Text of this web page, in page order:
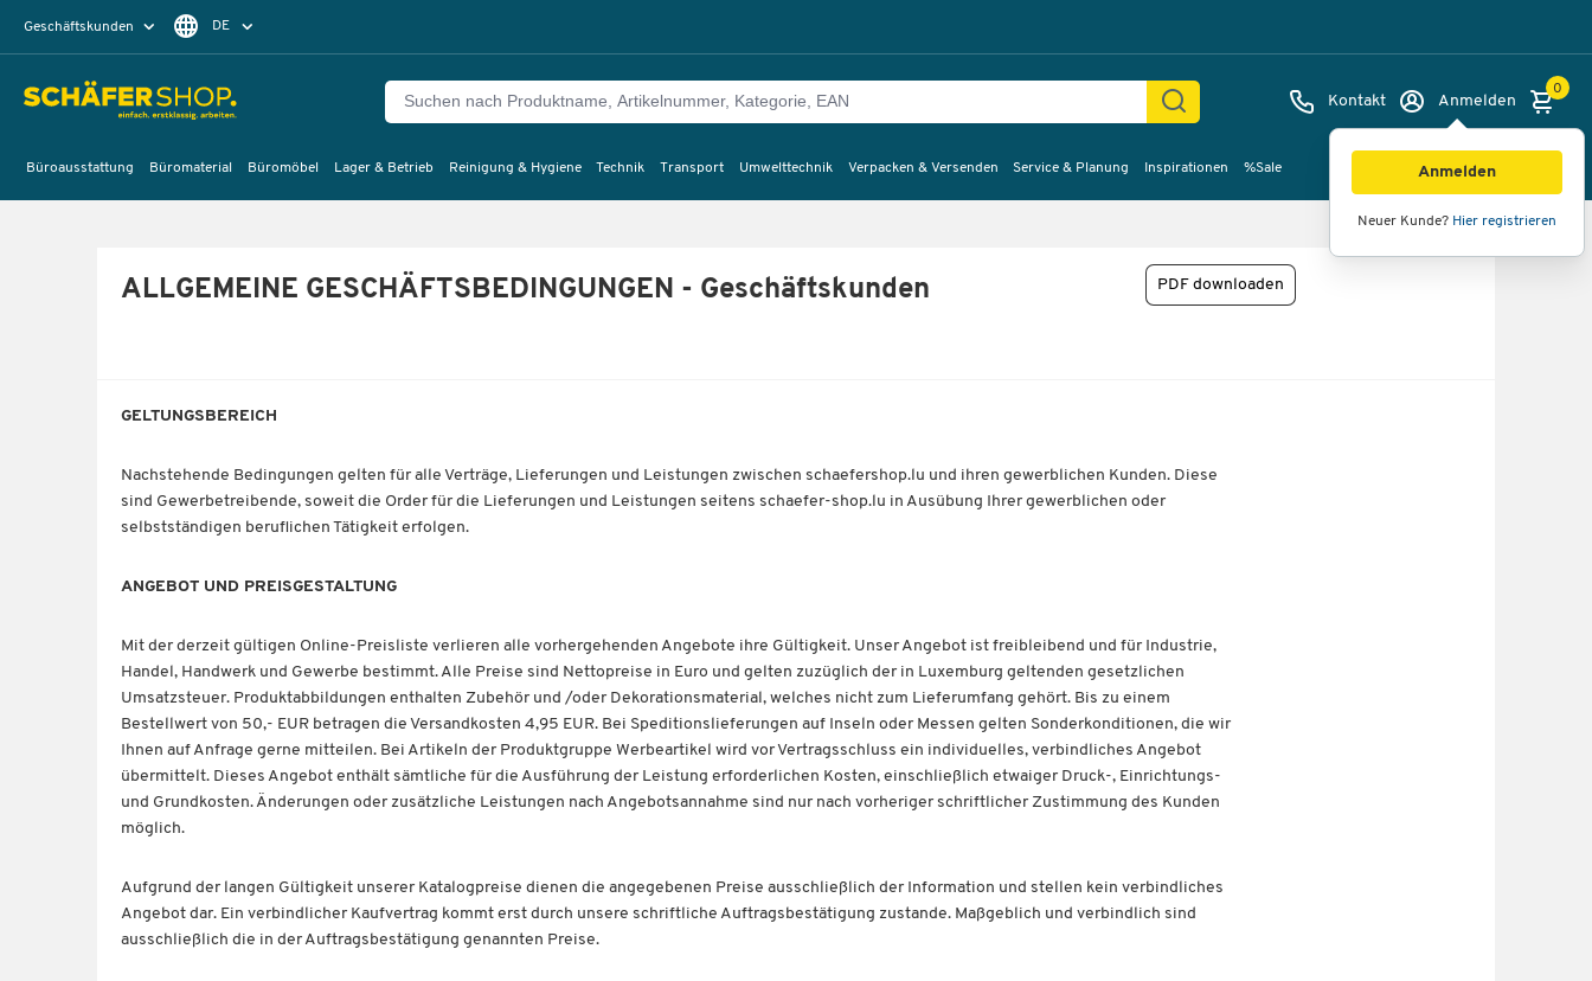
Geschäftskunden DE
Kontakt Anmelden
Anmelden
Neuer Kunde? Hier registrieren
0
Büroausstattung Büromaterial Büromöbel Lager & Betrieb Reinigung & Hygiene Technik Transport Umwelttechnik Verpacken & Versenden Service & Planung Inspirationen %Sale
ALLGEMEINE GESCHÄFTSBEDINGUNGEN - Geschäftskunden PDF downloaden
GELTUNGSBEREICH
Nachstehende Bedingungen gelten für alle Verträge, Lieferungen und Leistungen zwischen schaefershop.lu und ihren gewerblichen Kunden. Diese
sind Gewerbetreibende, soweit die Order für die Lieferungen und Leistungen seitens schaefer-shop.lu in Ausübung Ihrer gewerblichen oder
selbstständigen beruflichen Tätigkeit erfolgen.
ANGEBOT UND PREISGESTALTUNG
Mit der derzeit gültigen Online-Preisliste verlieren alle vorhergehenden Angebote ihre Gültigkeit. Unser Angebot ist freibleibend und für Industrie,
Handel, Handwerk und Gewerbe bestimmt. Alle Preise sind Nettopreise in Euro und gelten zuzüglich der in Luxemburg geltenden gesetzlichen
Umsatzsteuer. Produktabbildungen enthalten Zubehör und /oder Dekorationsmaterial, welches nicht zum Lieferumfang gehört. Bis zu einem
Bestellwert von 50,- EUR betragen die Versandkosten 4,95 EUR. Bei Speditionslieferungen auf Inseln oder Messen gelten Sonderkonditionen, die wir
Ihnen auf Anfrage gerne mitteilen. Bei Artikeln der Produktgruppe Werbeartikel wird vor Vertragsschluss ein individuelles, verbindliches Angebot
übermittelt. Dieses Angebot enthält sämtliche für die Ausführung der Leistung erforderlichen Kosten, einschließlich etwaiger Druck-, Einrichtungs-
und Grundkosten. Änderungen oder zusätzliche Leistungen nach Angebotsannahme sind nur nach vorheriger schriftlicher Zustimmung des Kunden
möglich.
Aufgrund der langen Gültigkeit unserer Katalogpreise dienen die angegebenen Preise ausschließlich der Information und stellen kein verbindliches
Angebot dar. Ein verbindlicher Kaufvertrag kommt erst durch unsere schriftliche Auftragsbestätigung zustande. Maßgeblich und verbindlich sind
ausschließlich die in der Auftragsbestätigung genannten Preise.